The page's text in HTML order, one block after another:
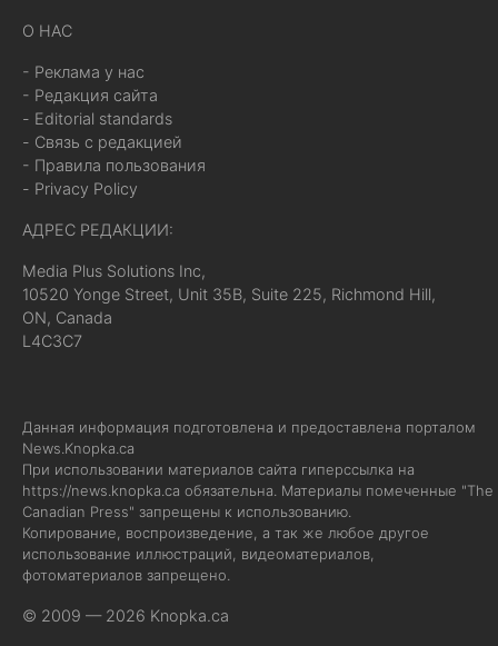
О НАС
- Реклама у нас
- Редакция сайта
- Editorial standards
- Связь с редакцией
- Правила пользования
- Privacy Policy
АДРЕС РЕДАКЦИИ:
Media Plus Solutions Inc,
10520 Yonge Street, Unit 35B, Suite 225, Richmond Hill,
ON, Canada
L4C3C7
Данная информация подготовлена и предоставлена порталом
News.Knopka.ca
При использовании материалов сайта гиперссылка на
https://news.knopka.ca обязательна. Материалы помеченные "The
Canadian Press" запрещены к использованию.
Копирование, воспроизведение, а так же любое другое
использование иллюстраций, видеоматериалов,
фотоматериалов запрещено.
© 2009 — 2026 Knopka.ca